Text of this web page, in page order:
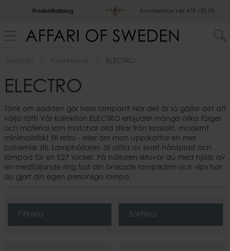
Produktkatalog Kundservice +46 479 155 55
Startsida Kollektioner ELECTRO
ELECTRO
Tänk om sladden gör hela lampan? När det är så gäller det att
välja rätt! Vår kollektion ELECTRO erbjuder många olika färger
och material som matchar alla stilar från klassiskt, modernt
minimalistiskt till retro - eller om man uppskattar en mer
bohemisk stil. Lamphållaren är alltid av svart hårdplast och
lämpad för en E27 sockel. På hållaren skruvar du med hjälp av
en medföljande ring fast din önskade lampskärm och vips har
du gjort din egen personliga lampa.
Filtrera Sortera